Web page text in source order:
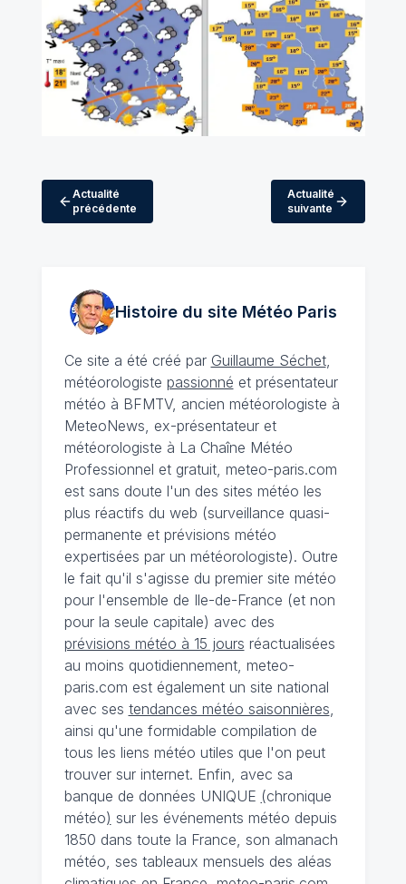
Actualité
précédente
Actualité
suivante
Histoire du site MétéoParis
Ce site a été créé par Guillaume Séchet,
météorologiste passionné et présentateur
météo à BFMTV, ancien météorologiste à
MeteoNews, ex-présentateur et
météorologiste à La Chaîne Météo
Professionnel et gratuit, meteo-paris.com
est sans doute l'un des sites météo les
plus réactifs du web (surveillance quasi-
permanente et prévisions météo
expertisées par un météorologiste). Outre
le fait qu'il s'agisse du premier site météo
pour l'ensemble de Ile-de-France (et non
pour la seule capitale) avec des
prévisions météo à 15 jours réactualisées
au moins quotidiennement, meteo-
paris.com est également un site national
avec ses tendances météo saisonnières
ainsi qu'une formidable compilation de
tous les liens météo utiles que l'on peut
trouver sur internet. Enfin, avec sa
banque de données UNIQUE (chronique
météo) sur les événements météo depuis
1850 dans toute la France, son almanach
météo, ses tableaux mensuels des aléas